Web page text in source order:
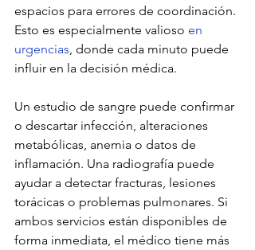
espacios para errores de coordinación.
Esto es especialmente valioso en
urgencias, donde cada minuto puede
influir en la decisión médica.
Un estudio de sangre puede confirmar
o descartar infección, alteraciones
metabólicas, anemia o datos de
inflamación. Una radiografía puede
ayudar a detectar fracturas, lesiones
torácicas o problemas pulmonares. Si
ambos servicios están disponibles de
forma inmediata, el médico tiene más